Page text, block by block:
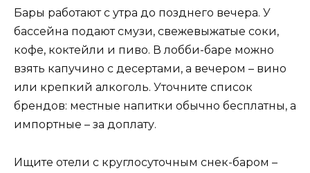
Бары работают с утра до позднего вечера. У
бассейна подают смузи, свежевыжатые соки,
кофе, коктейли и пиво. В лобби-баре можно
взять капучино с десертами, а вечером – вино
или крепкий алкоголь. Уточните список
брендов: местные напитки обычно бесплатны, а
импортные – за доплату.
Ищите отели с круглосуточным снек-баром –